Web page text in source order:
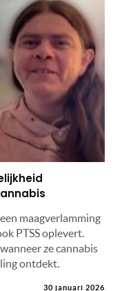
maagverlamming
PTSS oplevert.
ze cannabis
ontdekt.
30 januari 2026